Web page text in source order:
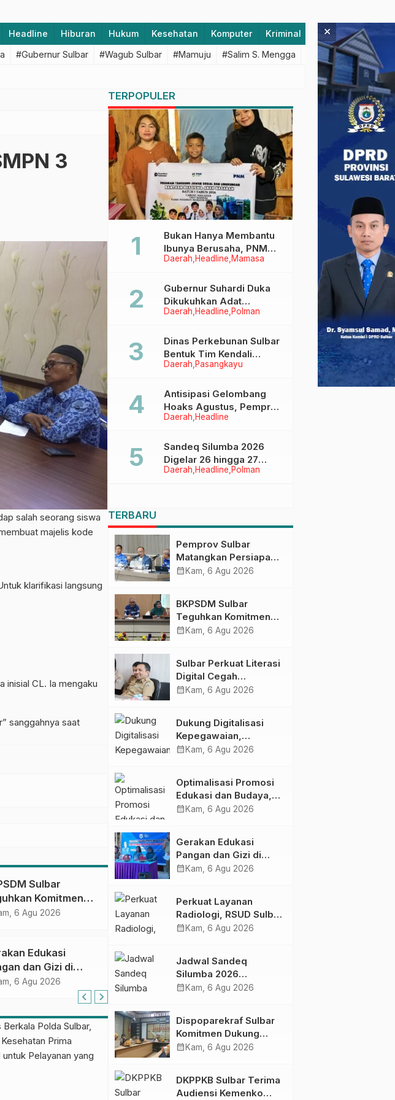
Headline Hiburan Hukum Kesehatan Komputer Kriminal Lifestyle
#Gubernur Sulbar #Wagub Sulbar #Mamuju #Salim S. Mengga #featured #Polda
3
salah seorang siswa
majelis kode
klarifikasi langsung
inisial CL. Ia mengaku
sanggahnya saat
Sulbar
Komitmen
Tugas
2026
6 Agu 2026
Edukasi
dan Gizi di
Tingkatkan
Pemenuhan Gizi
6 Agu 2026
TERPOPULER
Daerah Headline Mamasa
Bukan Hanya Membantu
Ibunya Berusaha, PNM
Juga Menjaga Mimpi
Menggapai Cita-Cita
Daerah Headline Polman
Gubernur Suhardi Duka
Dikukuhkan Adat
Balanipa, Raih Gelar Sulo
Daerah Pasangkayu
Dinas Perkebunan Sulbar
Bentuk Tim Kendali
Internal ICS untuk Dukung
di Pasangkayu
Daerah Headline
Antisipasi Gelombang
Hoaks Agustus, Pemprov
Sulbar Ajak Warga Jaga
Daerah Headline Polman
Sandeq Silumba 2026
Digelar 26 hingga 27
September, Rangkaian
TERBARU
Pemprov Sulbar
Matangkan Persiapan
HUT Ke-81 RI, Puncak
calendar_month Kam, 6 Agu 2026
BKPSDM Sulbar
Teguhkan Komitmen
Pengembangan
Penandatanganan
Perjanjian Tugas
Belajar 2026
calendar_month Kam, 6 Agu 2026
Sulbar Perkuat Literasi
Digital Cegah
Kejahatan Love
calendar_month Kam, 6 Agu 2026
Dukung Digitalisasi
Kepegawaian,
DPMPTSP Sulbar Siap
calendar_month Kam, 6 Agu 2026
Optimalisasi Promosi
Edukasi dan Budaya,
Anjungan Provinsi
Bersama Sky World
TMII
calendar_month Kam, 6 Agu 2026
Gerakan Edukasi
Pangan dan Gizi di
Mamasa: Tingkatkan
dalam Pemenuhan Gizi
calendar_month Kam, 6 Agu 2026
Perkuat Layanan
Radiologi, RSUD Sulbar
Sambut Kembali dr. Iis
calendar_month Kam, 6 Agu 2026
Jadwal Sandeq
Silumba 2026
Disesuaikan,
Tetap Dimatangkan
calendar_month Kam, 6 Agu 2026
Dispoparekraf Sulbar
Komitmen Dukung
Penyusunan RAD
calendar_month Kam, 6 Agu 2026
DKPPKB Sulbar Terima
Audiensi Kemenko
×